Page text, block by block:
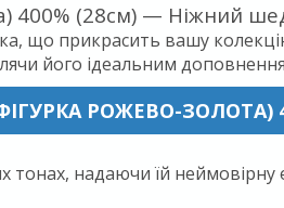
400% (28см) — Ніжний
що прикрасить вашу
його ідеальним
РОЖЕВО-ЗОЛОТА)
надаючи їй неймовірну